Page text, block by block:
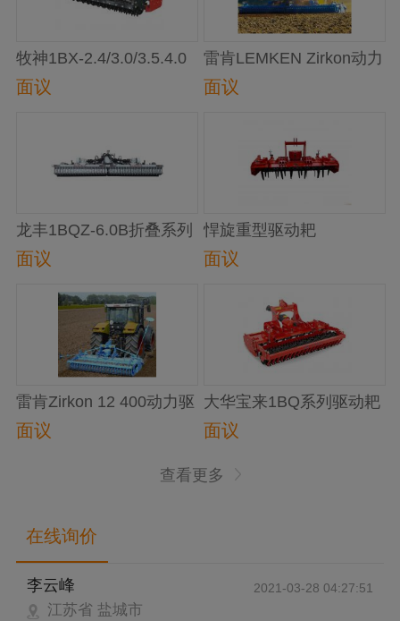
牧神1BX-2.4/3.0/3.5.4.0
动力旋转耙
面议
雷肯LEMKEN Zirkon动力
驱动耙奇康
面议
龙丰1BQZ-6.0B折叠系列
驱动耙
面议
悍旋重型驱动耙
面议
雷肯Zirkon 12 400动力驱
动耙
面议
大华宝来1BQ系列驱动耙
面议
查看更多
在线询价
李云峰 2021-03-28 04:27:51
江苏省 盐城市